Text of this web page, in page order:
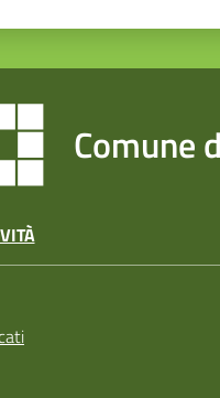
Comune